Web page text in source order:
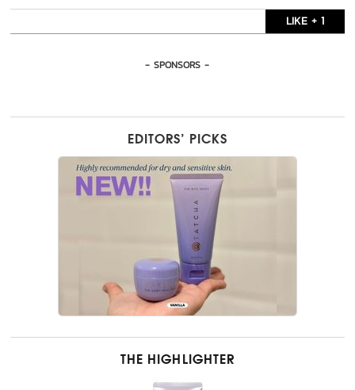
LIKE + 1
- SPONSORS -
EDITORS’ PICKS
THE HIGHLIGHTER